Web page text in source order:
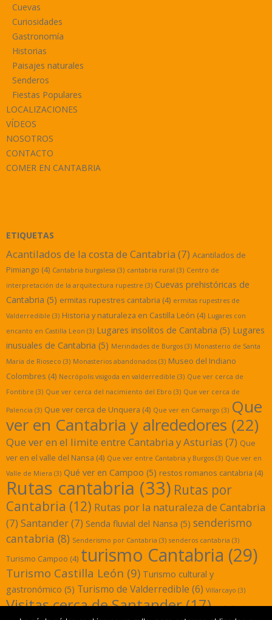
Cuevas
Curiosidades
Gastronomía
Historias
Paisajes naturales
Senderos
Fiestas Populares
LOCALIZACIONES
VÍDEOS
NOSOTROS
CONTACTO
COMER EN CANTABRIA
ETIQUETAS
Acantilados de la costa de Cantabria (7) Acantilados de
Pimiango (4) Cantabria burgalesa (3) cantabria rural (3) Centro de
interpretación de la arquitectura rupestre (3) Cuevas prehistóricas de
Cantabria (5) ermitas rupestres cantabria (4) ermitas rupestres de
Valderredible (3) Historia y naturaleza en Castilla León (4) Lugares con
encanto en Castilla Leon (3) Lugares insolitos de Cantabria (5) Lugares
inusuales de Cantabria (5) Merindades de Burgos (3) Monasterio de Santa
Maria de Rioseco (3) Monasterios abandonados (3) Museo del Indiano
Colombres (4) Necrópolis visigoda en valderredible (3) Que ver cerca de
Fontibre (3) Que ver cerca del nacimiento del Ebro (3) Que ver cerca de
Palencia (3) Que ver cerca de Unquera (4) Que ver en Camargo (3) Que
ver en Cantabria y alrededores (22)
Que ver en el limite entre Cantabria y Asturias (7) Que
ver en el valle del Nansa (4) Que ver entre Cantabria y Burgos (3) Que ver en
Valle de Miera (3) Qué ver en Campoo (5) restos romanos cantabria (4)
Rutas cantabria (33) Rutas por
Cantabria (12) Rutas por la naturaleza de Cantabria
(7) Santander(7) Senda fluvial del Nansa (5) senderismo
cantabria (8) Senderismo por Cantabria (3) senderos cantabria (3)
Turismo Campoo (4) turismo Cantabria (29)
Turismo Castilla León (9) Turismo cultural y
gastronómico (5) Turismo de Valderredible (6) Villarcayo (3)
Visitas cerca de Santander(17) yacimientos